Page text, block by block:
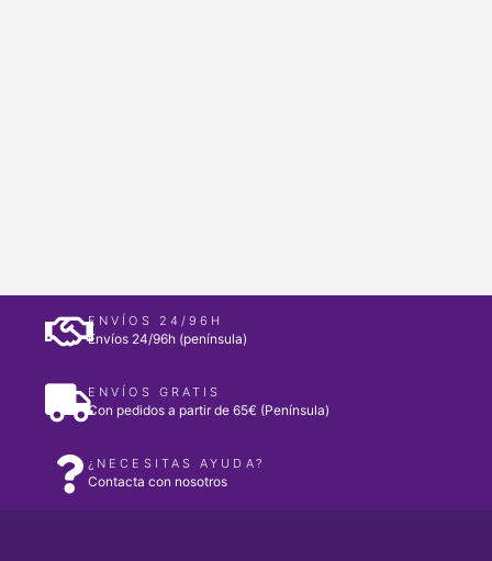
ENVÍOS 24/96H
Envíos 24/96h (península)
ENVÍOS GRATIS
Con pedidos a partir de 65€ (Península)
¿NECESITAS AYUDA?
Contacta con nosotros